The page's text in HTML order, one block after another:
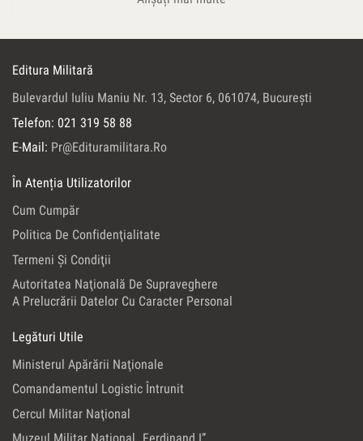
Editura Militară
Bulevardul Iuliu Maniu Nr. 13, Sector 6, 061074, Bucureşti
Telefon: 021 319 58 88
E-Mail: Pr@edituramilitara.ro
În Atenția Utilizatorilor
Cum Cumpăr
Politica De Confidenţialitate
Termeni Şi Condiţii
Autoritatea Naţională De Supraveghere
A Prelucrării Datelor Cu Caracter Personal
Legături Utile
Ministerul Apărării Naţionale
Comandamentul Logistic Întrunit
Cercul Militar Naţional